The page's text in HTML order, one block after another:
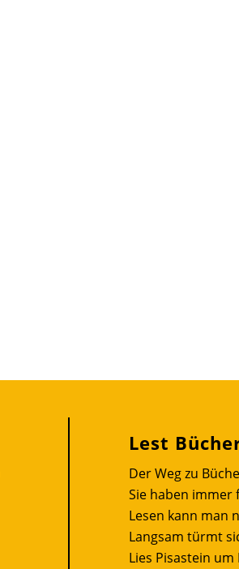
Lest
Der Weg zu
Sie haben immer
Lesen kann man
Langsam türmt
Lies Pisastein um